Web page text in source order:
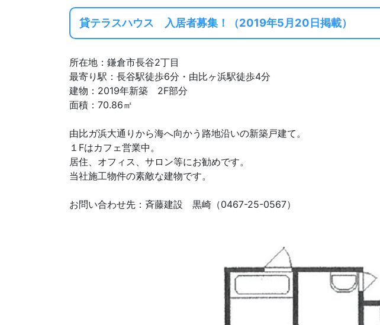
貸テラスハウス 入居者募集！（2019年5月20日掲載）
所在地：鎌倉市長谷2丁目
最寄り駅：長谷駅徒歩6分・由比ヶ浜駅徒歩4分
建物：2019年新築 2F部分
面積：70.86㎡
由比ガ浜大通りから海へ向かう路地沿いの新築戸建て。
１Fはカフェ営業中。
居住、オフィス、サロン等にお勧めです。
当社施工物件の素敵な建物です。
お問い合わせ先：斉藤建設 黒崎（0467-25-0567）